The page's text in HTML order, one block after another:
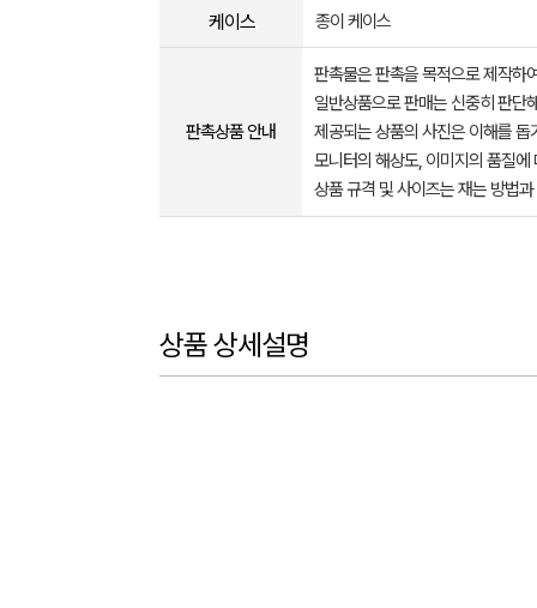
케이스 종이 케이스
판촉상품 안내
판촉물은 판촉을 목적으로 제작하
일반상품으로 판매는 신중히 판단
제공되는 상품의 사진은 이해를
모니터의 해상도, 이미지의 품질
상품 규격 및 사이즈는 재는 방법
상품 상세설명